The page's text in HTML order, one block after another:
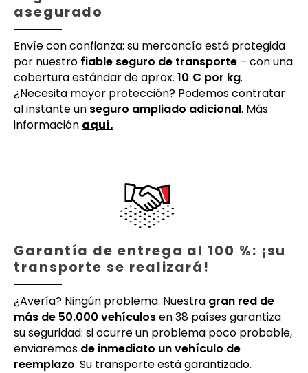
asegurado
Envíe con confianza: su mercancía está protegida
por nuestro fiable seguro de transporte – con una
cobertura estándar de aprox. 10 € por kg.
¿Necesita mayor protección? Podemos contratar
al instante un seguro ampliado adicional. Más
información aquí.
Garantía de entrega al 100 %: ¡su
transporte se realizará!
¿Avería? Ningún problema. Nuestra gran red de
más de 50.000 vehículosen 38 países garantiza
su seguridad: si ocurre un problema poco probable,
enviaremos de inmediato un vehículo de
reemplazo. Su transporte está garantizado.